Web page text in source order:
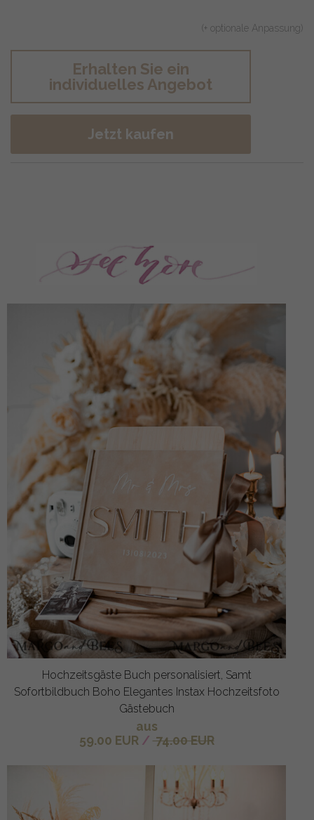
(+ optionale Anpassung)
Erhalten Sie ein
individuelles Angebot
Jetzt kaufen
Hochzeitsgäste Buch personalisiert, Samt
Sofortbildbuch Boho Elegantes Instax Hochzeitsfoto
Gästebuch
aus
59.00 EUR / 74.00 EUR